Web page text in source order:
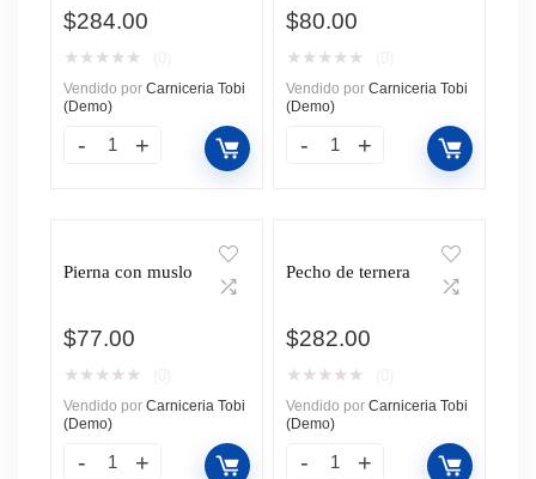
$284.00
★ ★ ★ ★ ★
Vendido por Carniceria Tobi
(Demo)
$80.00
★ ★ ★ ★ ★
Vendido por Carniceria Tobi
(Demo)
Pierna con muslo
$77.00
★ ★ ★ ★ ★
Vendido por Carniceria Tobi
(Demo)
Pecho de ternera
$282.00
★ ★ ★ ★ ★
Vendido por Carniceria Tobi
(Demo)